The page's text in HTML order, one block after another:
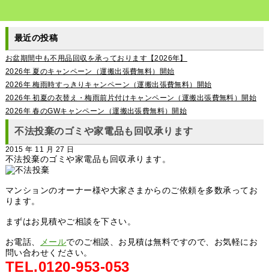
最近の投稿
お盆期間中も不用品回収を承っております【2026年】
2026年 夏のキャンペーン（運搬出張費無料）開始
2026年 梅雨時すっきりキャンペーン（運搬出張費無料）開始
2026年 初夏の衣替え・梅雨前片付けキャンペーン（運搬出張費無料）開始
2026年 春のGWキャンペーン（運搬出張費無料）開始
不法投棄のゴミや家電品も回収承ります
2015 年 11 月 27 日
不法投棄のゴミや家電品も回収承ります。
マンションのオーナー様や大家さまからのご依頼を多数承ってお
ります。
まずはお見積やご相談を下さい。
お電話、 メールでのご相談、お見積は無料ですので、お気軽にお
問い合わせください。
TEL.0120-953-053